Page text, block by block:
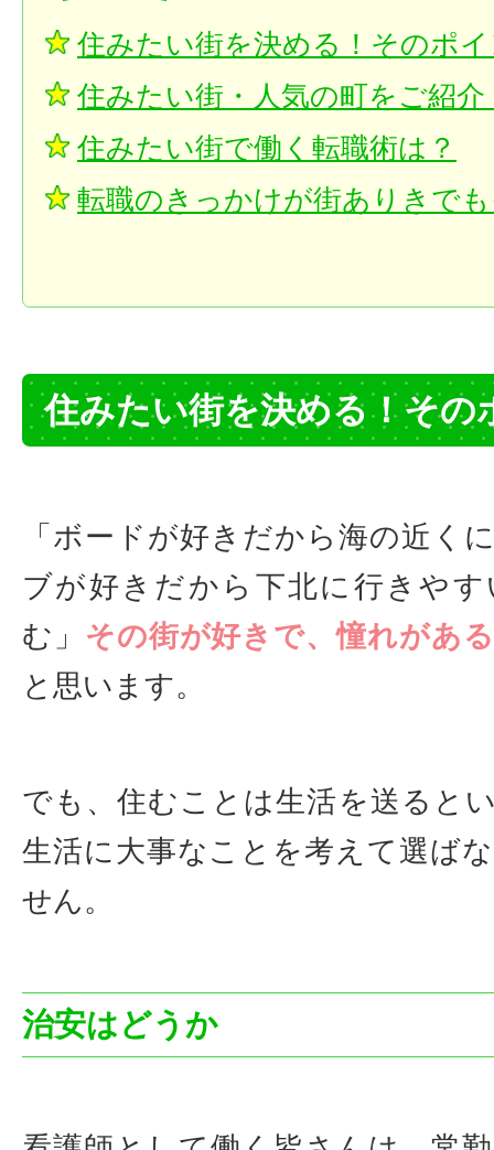
住みたい街を決める！そのポ
住みたい街・人気の町をご紹介
住みたい街で働く転職術は？
転職のきっかけが街ありきで
住みたい街を決める！その
「ボードが好きだから海の近く
ブが好きだから下北に行きや
む」 その街が好きで、憧れがあ
と思います。
でも、住むことは生活を送ると
生活に大事なことを考えて選ば
せん。
治安はどうか